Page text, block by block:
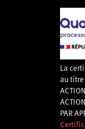
La
au
PAR